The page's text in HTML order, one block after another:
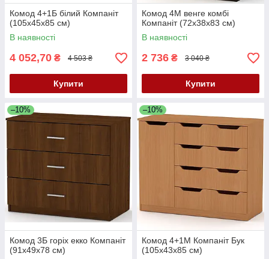
Комод 4+1Б білий Компаніт
(105х45х85 см)
В наявності
4 052,70 ₴ 4 503 ₴
Купити
Комод 4М венге комбі
Компаніт (72х38х83 см)
В наявності
2 736 ₴ 3 040 ₴
Купити
–10%
Комод 3Б горіх екко Компаніт
(91х49х78 см)
–10%
Комод 4+1М Компаніт Бук
(105х43х85 см)